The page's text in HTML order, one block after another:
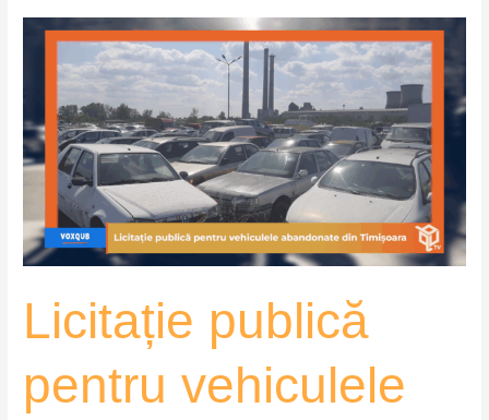
Licitație publică
pentru vehiculele
Licitație
pentru
vehiculele
abandonate
din
Timișoara
–
VoxQub